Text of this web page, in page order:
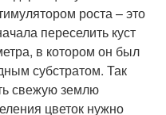
роста – это
переселить куст
в котором он был
субстратом. Так
свежую землю
цветок нужно